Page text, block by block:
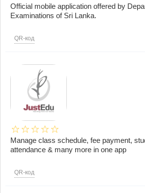
Official mobile application offered by
Examinations of Sri Lanka.
QR-код
Manage class schedule, fee payment,
attendance & many more in one app
QR-код